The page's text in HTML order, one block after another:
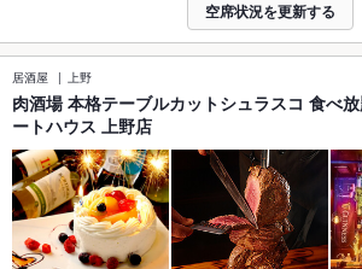
空席状況を更新する
居酒屋 上野
肉酒場 本格テーブルカットシュラスコ 食べ
ートハウス 上野店